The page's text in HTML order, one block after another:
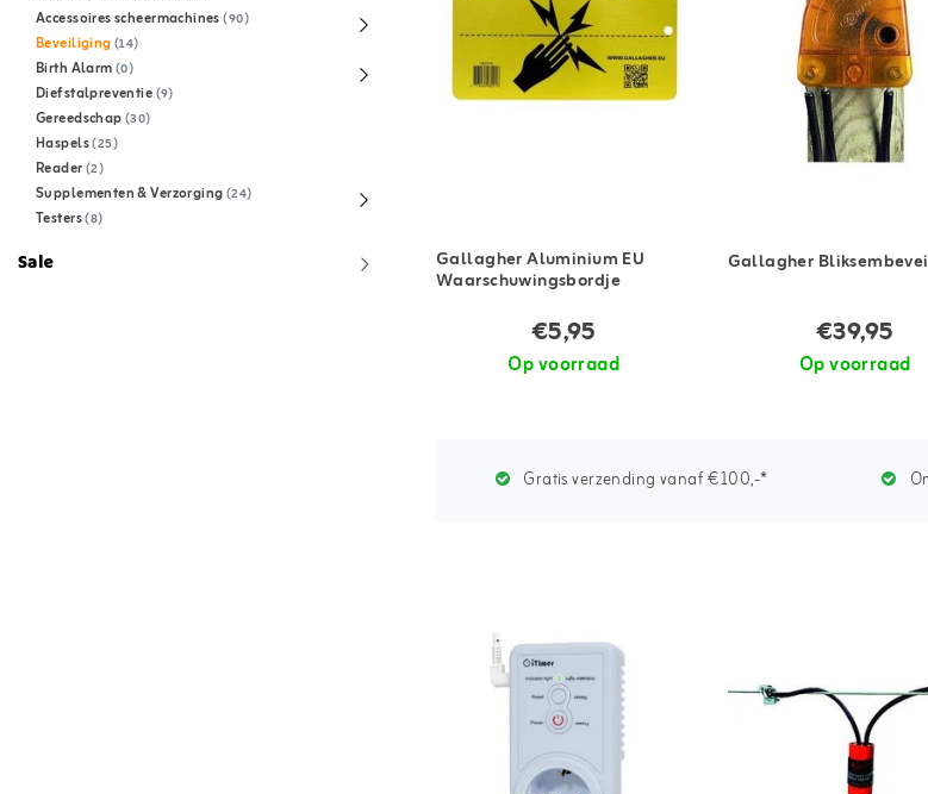
Accessoires scheermachines(90)
Beveiliging(14)
Birth Alarm(0)
Diefstalpreventie(9)
Gereedschap(30)
Haspels(25)
Reader(2)
Supplementen & Verzorging(24)
Testers(8)
Sale Gallagher Aluminium EU
Waarschuwingsbordje
€5,95
Op voorraad
Gallagher
€39,95
Op voorraad
Gratis verzending vanaf €100,-*